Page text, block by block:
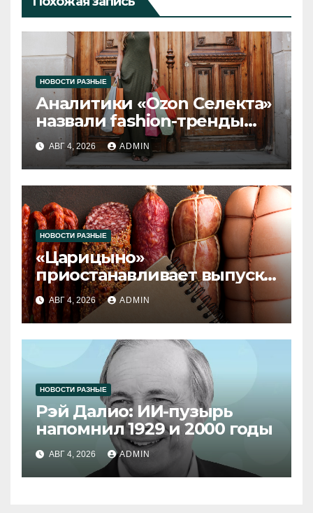
НОВОСТИ РАЗНЫЕ
Аналитики «Ozon Селекта»
назвали fashion-тренды
2026 года
АВГ 4, 2026 ADMIN
НОВОСТИ РАЗНЫЕ
«Царицыно»
приостанавливает выпуск
продукции
АВГ 4, 2026 ADMIN
НОВОСТИ РАЗНЫЕ
Рэй Далио: ИИ-пузырь
напомнил 1929 и 2000 годы
АВГ 4, 2026 ADMIN